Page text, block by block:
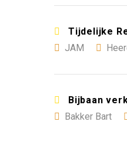
Tijdelijke
JAM
Bijbaan
Bakker Bart